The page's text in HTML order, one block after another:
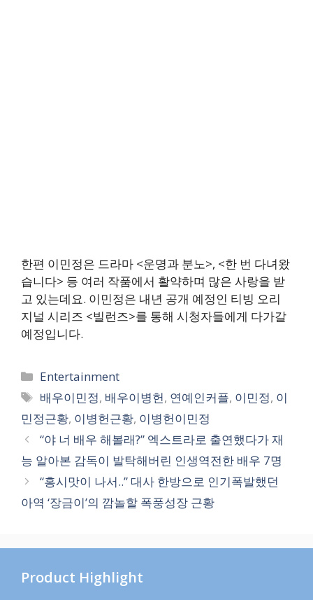
한편 이민정은 드라마 <운명과 분노>, <한 번 다녀왔
습니다> 등 여러 작품에서 활약하며 많은 사랑을 받
고 있는데요. 이민정은 내년 공개 예정인 티빙 오리
지널 시리즈 <빌런즈>를 통해 시청자들에게 다가갈
예정입니다.
카
테
고
리
Entertainment
태
그
배우이민정, 배우이병헌, 연예인커플, 이민정, 이
민정근황, 이병헌근황, 이병헌이민정
“야 너 배우 해볼래?” 엑스트라로 출연했다가 재
능 알아본 감독이 발탁해버린 인생역전한 배우 7명
“홍시맛이 나서..” 대사 한방으로 인기폭발했던
아역 ‘장금이’의 깜놀할 폭풍성장 근황
Product Highlight